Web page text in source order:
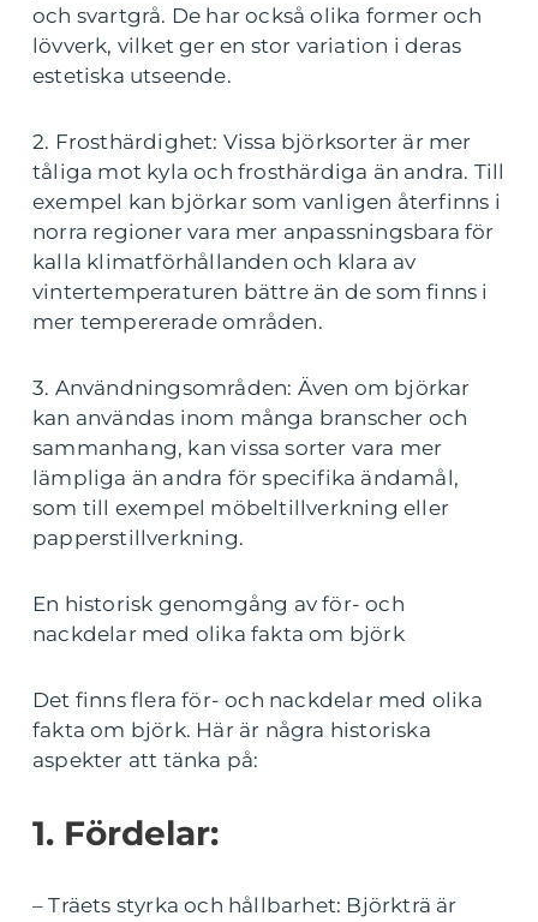
och svartgrå. De har också olika former och
lövverk, vilket ger en stor variation i deras
estetiska utseende.
2. Frosthärdighet: Vissa björksorter är mer
tåliga mot kyla och frosthärdiga än andra. Till
exempel kan björkar som vanligen återfinns i
norra regioner vara mer anpassningsbara för
kalla klimatförhållanden och klara av
vintertemperaturen bättre än de som finns i
mer tempererade områden.
3. Användningsområden: Även om björkar
kan användas inom många branscher och
sammanhang, kan vissa sorter vara mer
lämpliga än andra för specifika ändamål,
som till exempel möbeltillverkning eller
papperstillverkning.
En historisk genomgång av för- och
nackdelar med olika fakta om björk
Det finns flera för- och nackdelar med olika
fakta om björk. Här är några historiska
aspekter att tänka på:
1. Fördelar:
– Träets styrka och hållbarhet: Björkträ är